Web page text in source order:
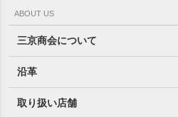
ABOUT US
三京商会について
沿革
取り扱い店舗